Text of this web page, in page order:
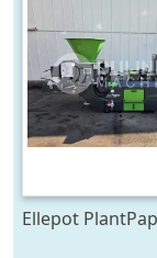
Ellepot